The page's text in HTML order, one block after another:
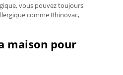
vous pouvez toujours
comme Rhinovac,
maison pour